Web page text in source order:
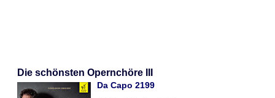
Die schönsten Opernchöre III
Da Capo 2199